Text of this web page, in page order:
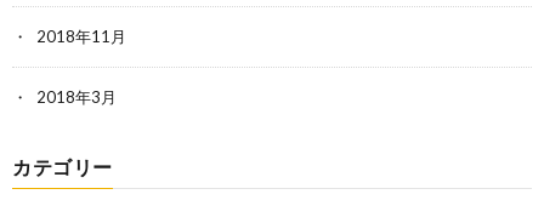
2018年11月
2018年3月
カテゴリー